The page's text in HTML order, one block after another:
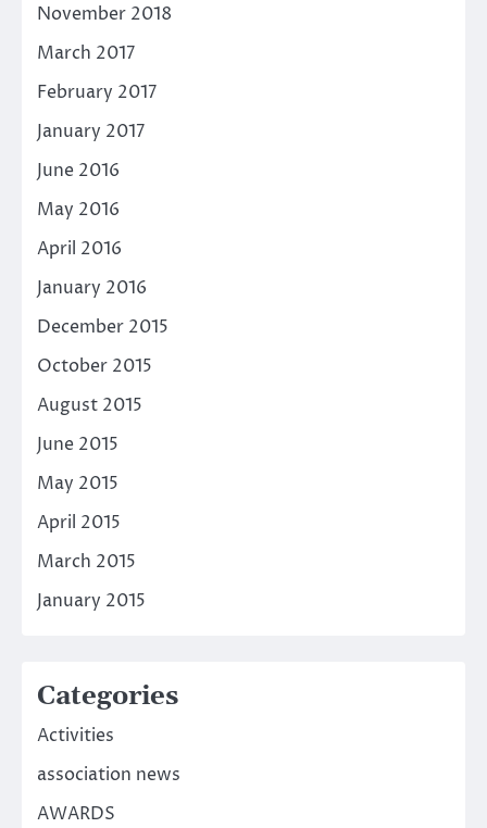
November 2018
March 2017
February 2017
January 2017
June 2016
May 2016
April 2016
January 2016
December 2015
October 2015
August 2015
June 2015
May 2015
April 2015
March 2015
January 2015
Categories
Activities
association news
AWARDS